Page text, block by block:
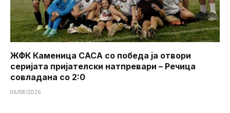
ЖФК Каменица САСА со победа ја отвори
серијата пријателски натпревари – Речица
совладана со 2:0
06/08/2026